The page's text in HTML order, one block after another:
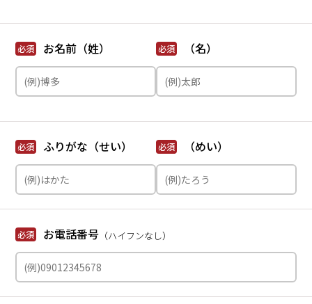
お名前（姓）
必須 （名）
必須
ふりがな（せい）
必須 （めい）
必須
お電話番号
必須 （ハイフンなし）